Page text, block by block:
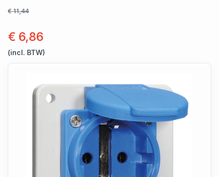
€ 11,44
€ 6,86
(incl. BTW)